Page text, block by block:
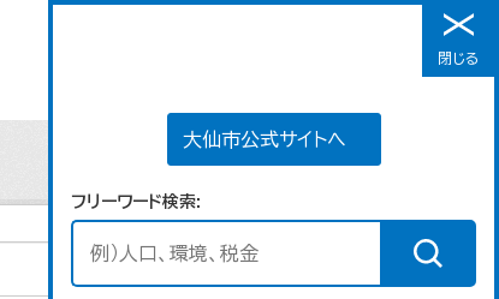
メニュー
大仙市公式サイトへ
フリーワード検索
閉じる